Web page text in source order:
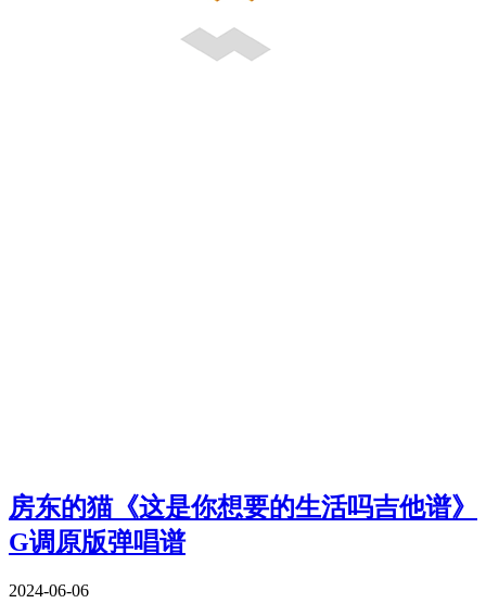
房东的猫《这是你想要的生活吗吉他谱》
G调原版弹唱谱
2024-06-06